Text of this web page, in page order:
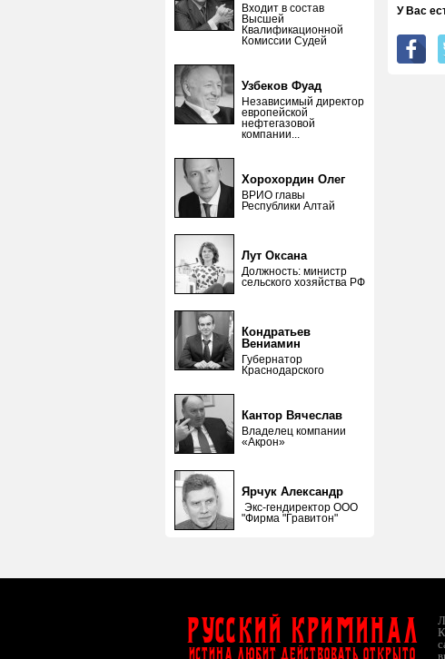
Входит в состав
Высшей
Квалификационной
Комиссии Судей
Узбеков Фуад
Независимый директор
европейской
нефтегазовой
компании...
Хорохордин Олег
ВРИО главы
Республики Алтай
Лут Оксана
Должность: министр
сельского хозяйства РФ
Кондратьев
Вениамин
Губернатор
Краснодарского
Кантор Вячеслав
Владелец компании
«Акрон»
Ярчук Александр
Экс-гендиректор ООО
"Фирма "Гравитон"
У Вас
Русский Криминал
ИСТИНА ЛЮБИТ ДЕЙСТВОВАТЬ ОТКРЫТО